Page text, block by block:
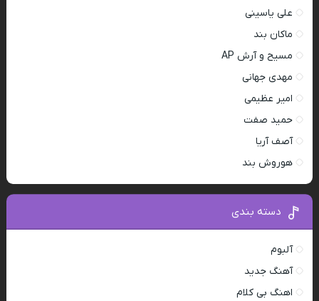
علی یاسینی
ماکان بند
مسیح و آرش AP
مهدی جهانی
امیر عظیمی
حمید صفت
آصف آریا
هوروش بند
دسته بندی
آلبوم
آهنگ جدید
اهنگ بی کلام